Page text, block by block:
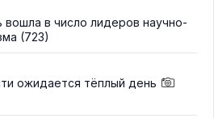
вошла в число лидеров научно-
(723)
ожидается тёплый день